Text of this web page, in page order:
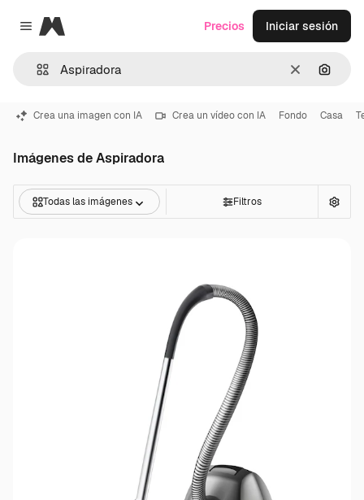
Close menu
Magnific
Borrar
Precios Iniciar sesión
Crea una imagen con IA Crea un vídeo con IA Fondo Casa
Imágenes de Aspiradora
Todas las imágenes Filtros